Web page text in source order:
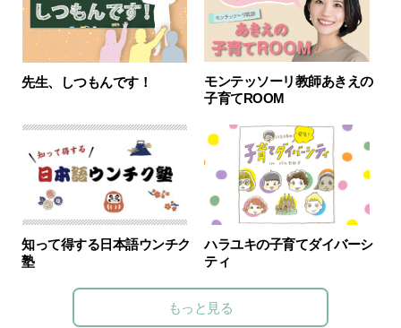
先生、しつもんです！
モンテッソーリ教師あきえの
子育てROOM
知って得する日本語ウンチク
塾
ハラユキの子育てダイバーシ
ティ
もっと見る